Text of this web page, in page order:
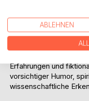
führt dieser Weg
Auf der Suche nach
Erfahrungen und
vorsichtiger Humor,
wissenschaftliche
ABLEHNEN